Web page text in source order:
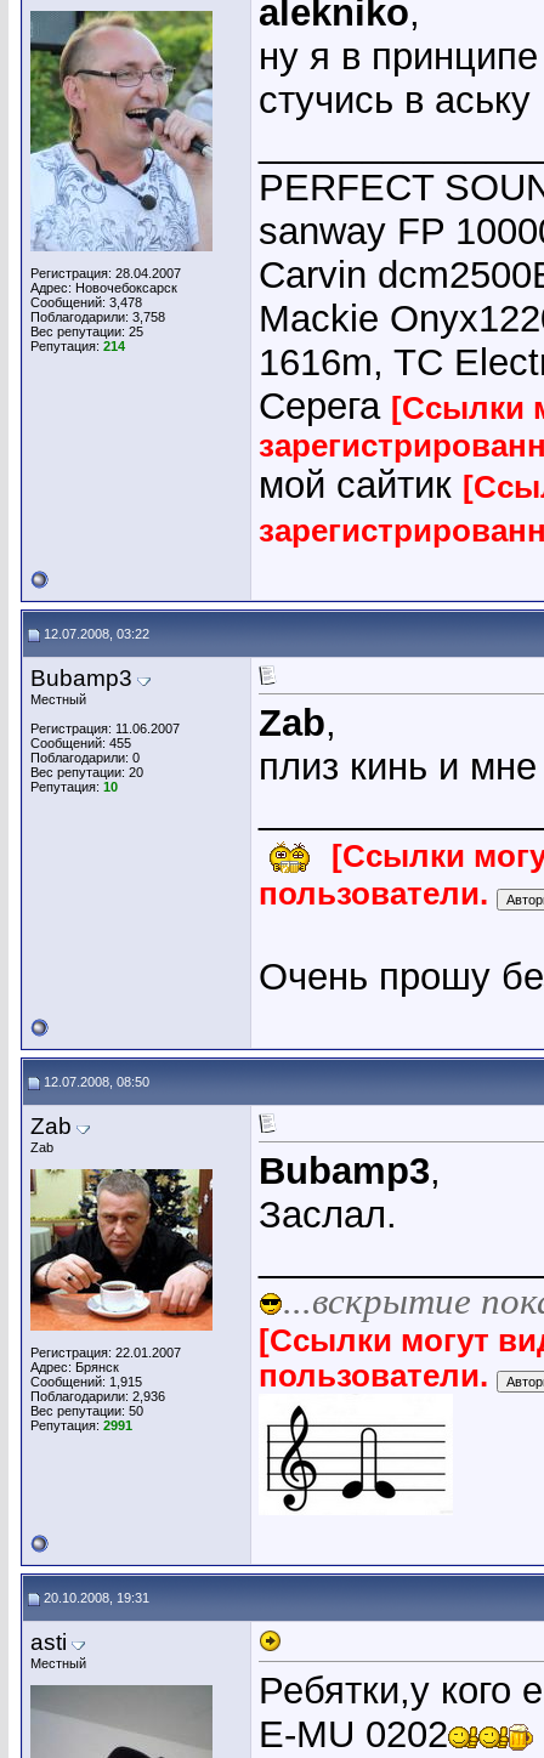
Регистрация: 28.04.2007
Адрес: Новочебоксарск
Сообщений: 3,478
Поблагодарили: 3,758
Вес репутации: 25
Репутация: 214
alekniko,
ну я в
стучись в аську
PERFECT
sanway FP
Carvin
Mackie
1616m, TC
Серега [Ссылки
мой сайтик
12.07.2008, 03:22
Bubamp3
Местный
Регистрация: 11.06.2007
Сообщений: 455
Поблагодарили: 0
Вес репутации: 20
Репутация: 10
Zab,
плиз кинь и
[Ссылки
пользователи.
Очень прошу
12.07.2008, 08:50
Zab
Zab
Регистрация: 22.01.2007
Адрес: Брянск
Сообщений: 1,915
Поблагодарили: 2,936
Вес репутации: 50
Репутация: 2991
Bubamp3,
Заслал.
...вскрытие
[Ссылки могут
пользователи.
20.10.2008, 19:31
asti
Местный
Ребятки,у кого
E-MU 0202